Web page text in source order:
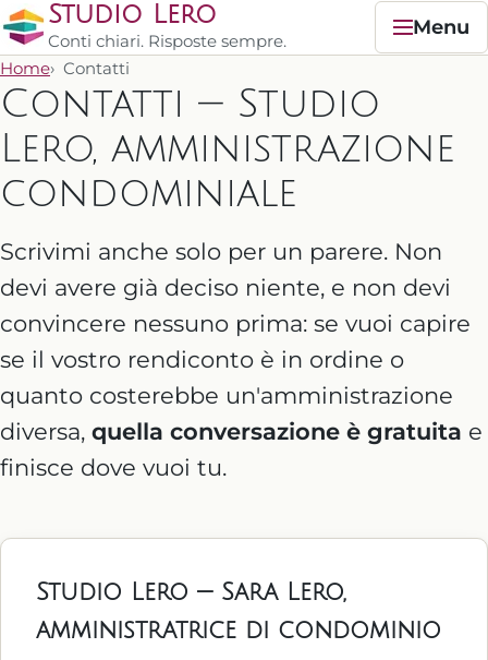
Studio Lero
Conti chiari. Risposte sempre.
Menu
Home Contatti
Contatti — Studio
Lero, amministrazione
condominiale
Scrivimi anche solo per un parere. Non
devi avere già deciso niente, e non devi
convincere nessuno prima: se vuoi capire
se il vostro rendiconto è in ordine o
quanto costerebbe un'amministrazione
diversa, quella conversazione è gratuita e
finisce dove vuoi tu.
Studio Lero — Sara Lero,
amministratrice di condominio